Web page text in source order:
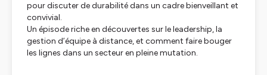
pour discuter de durabilité dans un cadre bienveillant et
convivial.
Un épisode riche en découvertes sur le leadership, la
gestion d’équipe à distance, et comment faire bouger
les lignes dans un secteur en pleine mutation.